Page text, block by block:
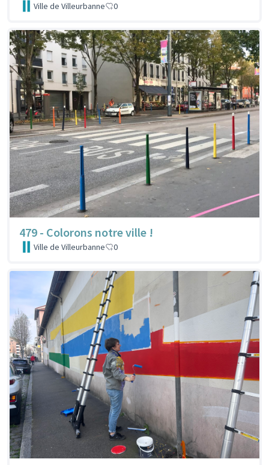
Ville de Villeurbanne 0
479 - Colorons notre ville !
Ville de Villeurbanne 0